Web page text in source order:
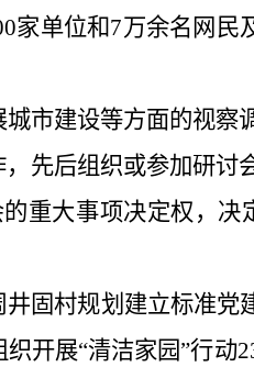
单位和7万余名网民
市建设等方面的视察
先后组织或参加研讨
重大事项决定权，决
固村规划建立标准党
开展“清洁家园”行动